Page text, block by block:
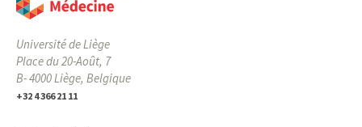
Université de Liège
Place du 20-Août, 7
B- 4000 Liège, Belgique
+32 4 366 21 11